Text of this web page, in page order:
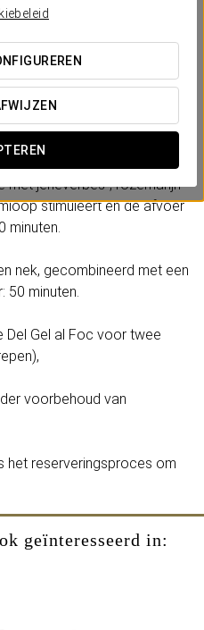
met onze detoxervaring,
twee personen:
citrus essentiële oliën om
de huid diep te reinigen.
met jeneverbes-, rozemarijn-
stimuleert en de afvoer
minuten.
nek, gecombineerd met een
50 minuten.
Del Gel al Foc voor twee
voorbehoud van
het reserveringsproces om
geïnteresseerd in: